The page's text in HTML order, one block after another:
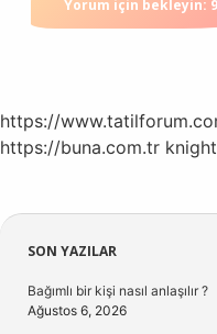
https://
https://buna.com.tr
Sidebar
SON YAZILAR
Bağımlı bir kişi nasıl anlaşılır ?
Ağustos 6, 2026